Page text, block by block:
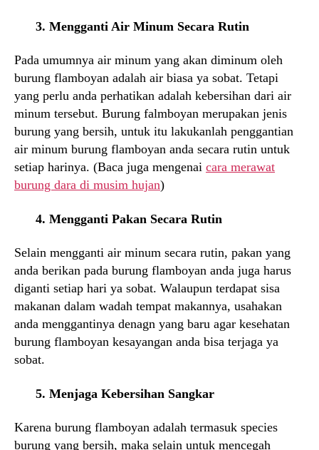
3. Mengganti Air Minum Secara Rutin
Pada umumnya air minum yang akan diminum oleh
burung flamboyan adalah air biasa ya sobat. Tetapi
yang perlu anda perhatikan adalah kebersihan dari air
minum tersebut. Burung falmboyan merupakan jenis
burung yang bersih, untuk itu lakukanlah penggantian
air minum burung flamboyan anda secara rutin untuk
setiap harinya. (Baca juga mengenai cara merawat
burung dara di musim hujan)
4. Mengganti Pakan Secara Rutin
Selain mengganti air minum secara rutin, pakan yang
anda berikan pada burung flamboyan anda juga harus
diganti setiap hari ya sobat. Walaupun terdapat sisa
makanan dalam wadah tempat makannya, usahakan
anda menggantinya denagn yang baru agar kesehatan
burung flamboyan kesayangan anda bisa terjaga ya
sobat.
5. Menjaga Kebersihan Sangkar
Karena burung flamboyan adalah termasuk species
burung yang bersih, maka selain untuk mencegah